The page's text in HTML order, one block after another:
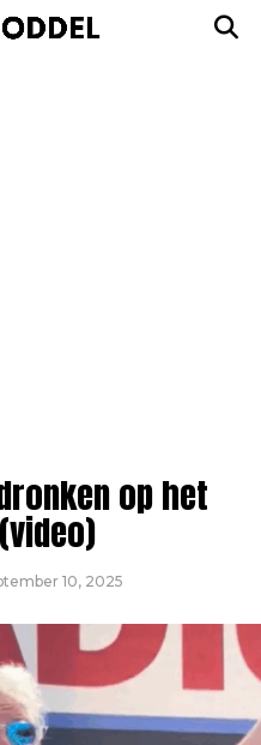
op het
10, 2025